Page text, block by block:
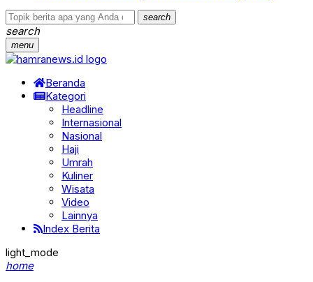
search
search
menu
Beranda
Kategori
Headline
Internasional
Nasional
Haji
Umrah
Kuliner
Wisata
Video
Lainnya
Index Berita
light_mode
home